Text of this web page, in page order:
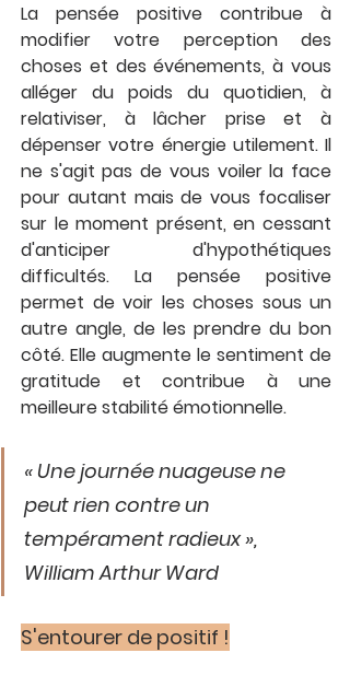
La pensée positive contribue à
modifier votre perception des
choses et des événements, à vous
alléger du poids du quotidien, à
relativiser, à lâcher prise et à
dépenser votre énergie utilement. Il
ne s'agit pas de vous voiler la face
pour autant mais de vous focaliser
sur le moment présent, en cessant
d'anticiper d'hypothétiques
difficultés. La pensée positive
permet de voir les choses sous un
autre angle, de les prendre du bon
côté. Elle augmente le sentiment de
gratitude et contribue à une
meilleure stabilité émotionnelle.
« Une journée nuageuse ne
peut rien contre un
tempérament radieux »,
William Arthur Ward
S'entourer de positif !